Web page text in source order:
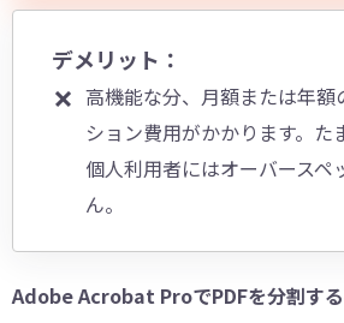
デメリット：
高機能な分、月額または年額
ション費用がかかります。た
個人利用者にはオーバースペ
ん。
Adobe Acrobat ProでPDFを分割する